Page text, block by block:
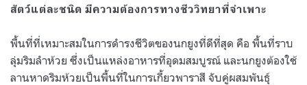
สัตว์แต่ละชนิด มีความต้องการทางชีววิทยาที่จำเพาะ
พื้นที่ที่เหมาะสมในการดำรงชีวิตของนกยูงที่ดีที่สุด คือ พื้นที่ราบ
ลุ่มริมลำห้วย ซึ่งเป็นแหล่งอาหารที่อุดมสมบูรณ์ และนกยูงต้องใช้
ลานหาดริมห้วยเป็นพื้นที่ในการเกี้ยวพาราสี จับคู่ผสมพันธุ์